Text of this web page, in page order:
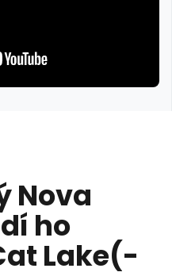
Nova
ho
Lake(-